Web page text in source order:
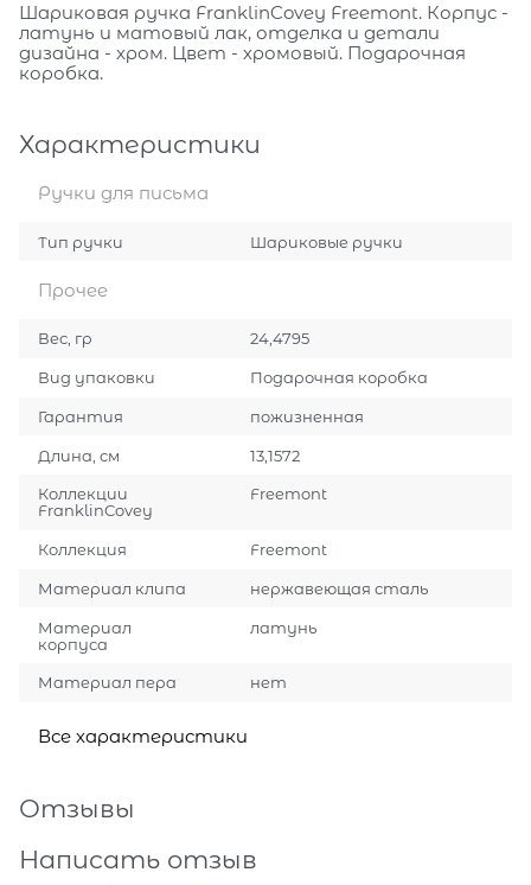
Шариковая ручка FranklinCovey Freemont. Корпус -
латунь и матовый лак, отделка и детали
дизайна - хром. Цвет - хромовый. Подарочная
коробка.
Характеристики
Ручки для письма
Тип ручки Шариковые ручки
Прочее
Вес, гр 24,4795
Вид упаковки Подарочная коробка
Гарантия пожизненная
Длина, см 13,1572
Коллекции
FranklinCovey
Freemont
Коллекция Freemont
Материал клипа нержавеющая сталь
Материал
корпуса
латунь
Материал пера нет
Все характеристики
Отзывы
Написать отзыв